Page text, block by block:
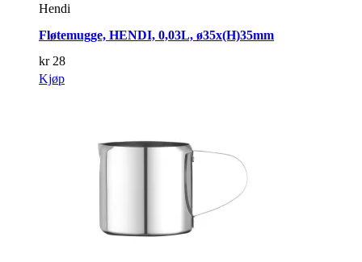
Hendi
Fløtemugge, HENDI, 0,03L, ø35x(H)35mm
kr28
Kjøp